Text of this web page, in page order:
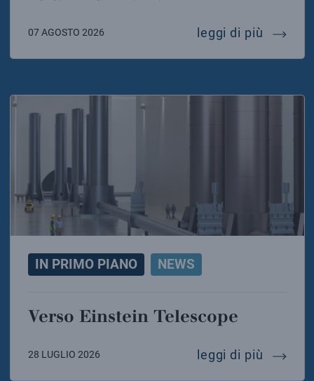
07 AGOSTO 2026 leggi di più 75
IN PRIMO PIANO NEWS
Verso Einstein Telescope
28 LUGLIO 2026 leggi di più verso